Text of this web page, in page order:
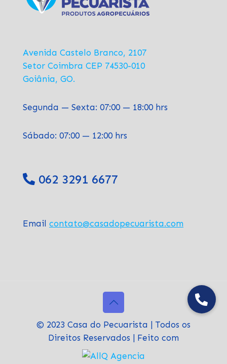
Avenida Castelo Branco, 2107
Setor Coimbra CEP 74530-010
Goiânia, GO.
Segunda — Sexta: 07:00 — 18:00 hrs
Sábado: 07:00 — 12:00 hrs
062 3291 6677
Email contato@casadopecuarista.com
© 2023 Casa do Pecuarista | Todos os
Direitos Reservados | Feito com